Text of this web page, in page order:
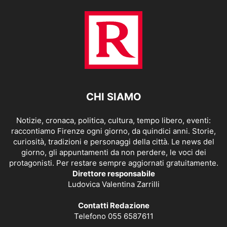
CHI SIAMO
Notizie, cronaca, politica, cultura, tempo libero, eventi:
raccontiamo Firenze ogni giorno, da quindici anni. Storie,
curiosità, tradizioni e personaggi della città. Le news del
giorno, gli appuntamenti da non perdere, le voci dei
protagonisti. Per restare sempre aggiornati gratuitamente.
Direttore responsabile
Ludovica Valentina Zarrilli
Contatti Redazione
Telefono 055 6587611